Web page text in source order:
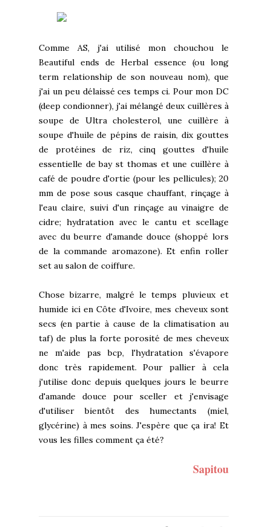
Comme AS, j'ai utilisé mon chouchou le
Beautiful ends de Herbal essence (ou long
term relationship de son nouveau nom), que
j'ai un peu délaissé ces temps ci. Pour mon DC
(deep condionner), j'ai mélangé deux cuillères à
soupe de Ultra cholesterol, une cuillère à
soupe d'huile de pépins de raisin, dix gouttes
de protéines de riz, cinq gouttes d'huile
essentielle de bay st thomas et une cuillère à
café de poudre d'ortie (pour les pellicules); 20
mm de pose sous casque chauffant, rinçage à
l'eau claire, suivi d'un rinçage au vinaigre de
cidre; hydratation avec le cantu et scellage
avec du beurre d'amande douce (shoppé lors
de la commande aromazone). Et enfin roller
set au salon de coiffure.
Chose bizarre, malgré le temps pluvieux et
humide ici en Côte d'Ivoire, mes cheveux sont
secs (en partie à cause de la climatisation au
taf) de plus la forte porosité de mes cheveux
ne m'aide pas bcp, l'hydratation s'évapore
donc très rapidement. Pour pallier à cela
j'utilise donc depuis quelques jours le beurre
d'amande douce pour sceller et j'envisage
d'utiliser bientôt des humectants (miel,
glycérine) à mes soins. J'espère que ça ira! Et
vous les filles comment ça été?
Sapitou